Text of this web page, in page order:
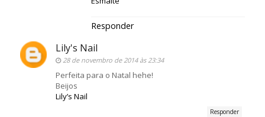
Responder
Lily's Nail
28 de novembro de 2014 às 23:34
Perfeita para o Natal hehe!
Beijos
Lily’s Nail
Responder